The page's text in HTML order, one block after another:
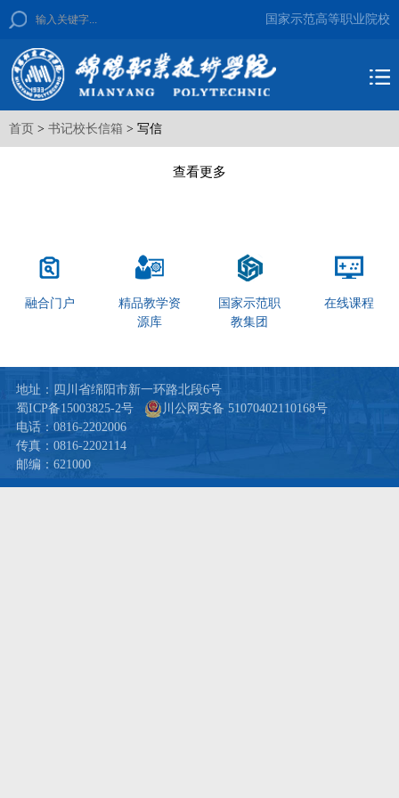
国家示范高等职业院校
首页 > 书记校长信箱 > 写信
查看更多
融合门户
精品教学资
源库
国家示范职
教集团
在线课程
地址：四川省绵阳市新一环路北段6号
蜀ICP备15003825-2号
川公网安备 51070402110168号
电话：0816-2202006
传真：0816-2202114
邮编：621000